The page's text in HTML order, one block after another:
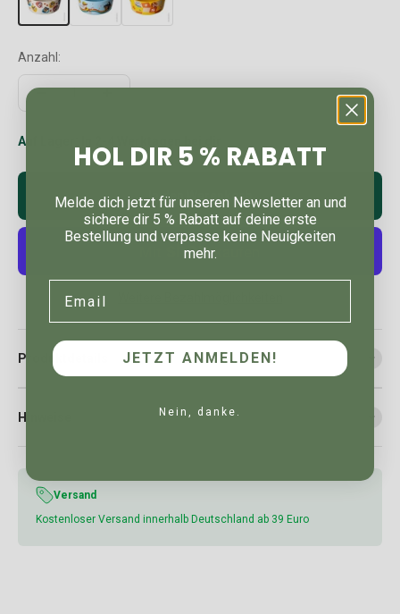
Anzahl:
Auf Lager: In 2-4 Werktagen bei dir
In den Warenkorb
Produktdetails
Hinweise
Versand
Kostenloser Versand innerhalb Deutschland ab 39 Euro
HOL DIR 5 % RABATT
Melde dich jetzt für unseren Newsletter an und
sichere dir 5 % Rabatt auf deine erste
Bestellung und verpasse keine Neuigkeiten
mehr.
JETZT ANMELDEN!
Nein, danke.